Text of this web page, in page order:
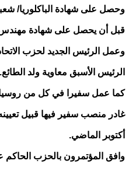
قبل أن يحصل على شهادة مهندس
وعمل الرئيس الجديد لحزب
الرئيس الأسبق معاوية ولد الطائع.
كما عمل سفيرا في كل من روسيا
غادر منصب سفير فيها قبيل
أكتوبر الماضي.
وافق المؤتمرون بالحزب الحاكم